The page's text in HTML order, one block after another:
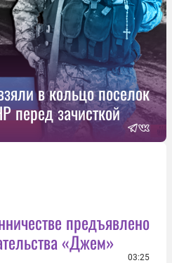
в кольцо поселок
перед зачисткой
предъявлено
«Джем»
03:25